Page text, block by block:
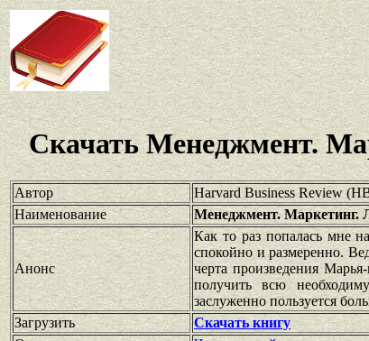
Скачать Менеджмент.
Автор
Harvard Business Review
Наименование
Менеджмент. Маркетинг.
Анонс
Как то раз попалась мне
спокойно и размеренно.
черта произведения
получить всю
заслуженно пользуется
Загрузить
Скачать книгу